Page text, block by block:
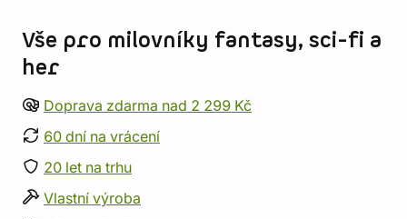
Vše pro milovníky fantasy, sci-fi a
her
Doprava zdarma nad 2 299 Kč
60 dní na vrácení
20 let na trhu
Vlastní výroba